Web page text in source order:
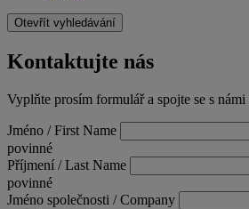
Otevřít vyhledávání
Kontaktujte nás
Vyplňte prosím formulář a spojte se s námi
Jméno / First Name
povinné
Příjmení / Last Name
povinné
Jméno společnosti / Company